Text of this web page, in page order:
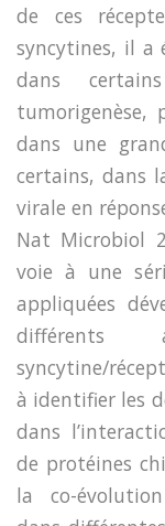
de ces
syncytines, il a
dans
tumorigenèse,
dans une
certains, dans
virale en
Nat Microbiol
voie à une
appliquées
différents
syncytine/
à identifier les
dans
de protéines
la co-